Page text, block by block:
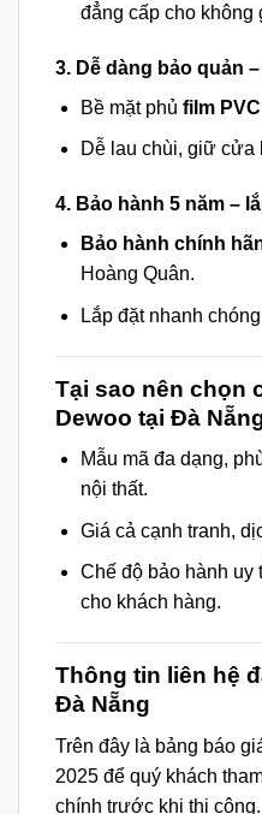
đẳng cấp cho không
3. Dễ dàng bảo quản
Bề mặt phủ film
Dễ lau chùi, giữ cửa
4. Bảo hành 5 năm –
Bảo hành chính
Hoàng Quân.
Lắp đặt nhanh
Tại sao nên chọn
Dewoo tại Đà
Mẫu mã đa dạng,
nội thất.
Giá cả cạnh tranh,
Chế độ bảo hành uy
cho khách hàng.
Thông tin liên hệ
Đà Nẵng
Trên đây là bảng báo
2025 để quý khách
chính trước khi thi công.